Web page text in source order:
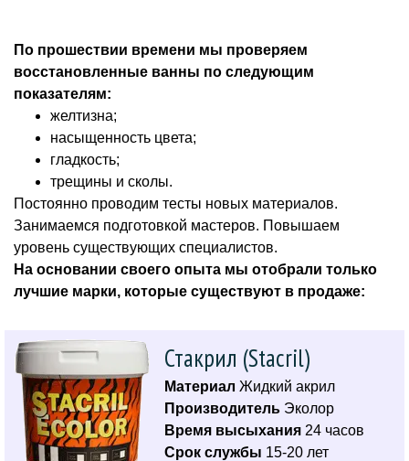
По прошествии времени мы проверяем
восстановленные ванны по следующим
показателям:
желтизна;
насыщенность цвета;
гладкость;
трещины и сколы.
Постоянно проводим тесты новых материалов.
Занимаемся подготовкой мастеров. Повышаем
уровень существующих специалистов.
На основании своего опыта мы отобрали только
лучшие марки, которые существуют в продаже:
Стакрил (Stacril)
Материал Жидкий акрил
Производитель Эколор
Время высыхания 24 часов
Срок службы 15-20 лет